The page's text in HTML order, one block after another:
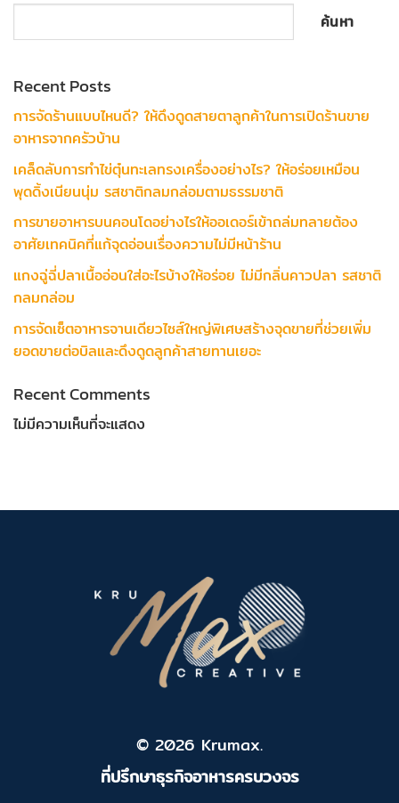
ค้นหา
Recent Posts
การจัดร้านแบบไหนดี? ให้ดึงดูดสายตาลูกค้าในการเปิดร้านขาย
อาหารจากครัวบ้าน
เคล็ดลับการทำไข่ตุ๋นทะเลทรงเครื่องอย่างไร? ให้อร่อยเหมือน
พุดดิ้งเนียนนุ่ม รสชาติกลมกล่อมตามธรรมชาติ
การขายอาหารบนคอนโดอย่างไรให้ออเดอร์เข้าถล่มทลายต้อง
อาศัยเทคนิคที่แก้จุดอ่อนเรื่องความไม่มีหน้าร้าน
แกงฉู่ฉี่ปลาเนื้ออ่อนใส่อะไรบ้างให้อร่อย ไม่มีกลิ่นคาวปลา รสชาติ
กลมกล่อม
การจัดเซ็ตอาหารจานเดียวไซส์ใหญ่พิเศษสร้างจุดขายที่ช่วยเพิ่ม
ยอดขายต่อบิลและดึงดูดลูกค้าสายทานเยอะ
Recent Comments
ไม่มีความเห็นที่จะแสดง
© 2026 Krumax.
ที่ปรึกษาธุรกิจอาหารครบวงจร